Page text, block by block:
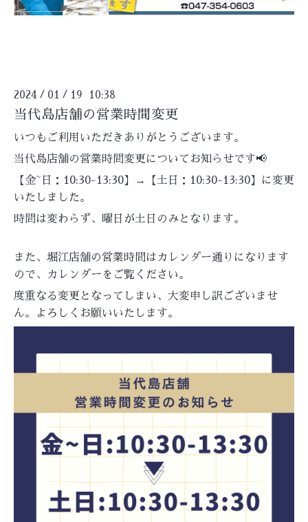
2024 / 01 / 19 10:38
当代島店舗の営業時間変更
いつもご利用いただきありがとうございます。
当代島店舗の営業時間変更についてお知らせです📢
【金~日：10:30-13:30】→【土日：10:30-13:30】に変更
いたしました。
時間は変わらず、曜日が土日のみとなります。
また、堀江店舗の営業時間はカレンダー通りになります
ので、カレンダーをご覧ください。
度重なる変更となってしまい、大変申し訳ございませ
ん。よろしくお願いいたします。